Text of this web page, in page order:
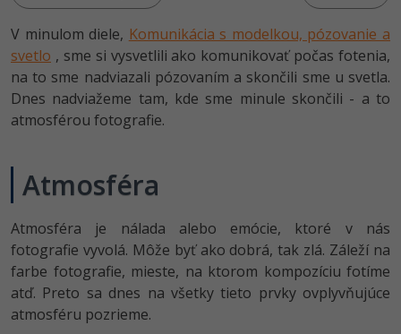
-80%
Swift -80%
Kotlin -80%
VB.NET
SQL
UML
Algoritmy
Copywriting -30%
MS Office -80%
Time management
Fórum
Linux a UNIX
Siete
Adobe XD
Adobe InDesign -25%
Adobe After Effects
Inkscape
Fotografovanie -80%
Video
Ostatné
V minulom diele, Komunikácia s modelkou, pózovanie a
svetlo , sme si vysvetlili ako komunikovať počas fotenia,
na to sme nadviazali pózovaním a skončili sme u svetla.
Dnes nadviažeme tam, kde sme minule skončili - a to
atmosférou fotografie.
Atmosféra
Atmosféra je nálada alebo emócie, ktoré v nás
fotografie vyvolá. Môže byť ako dobrá, tak zlá. Záleží na
farbe fotografie, mieste, na ktorom kompozíciu fotíme
atď. Preto sa dnes na všetky tieto prvky ovplyvňujúce
atmosféru pozrieme.